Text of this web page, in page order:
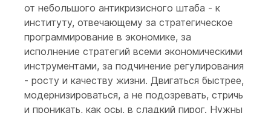
от небольшого антикризисного штаба - к
институту, отвечающему за стратегическое
программирование в экономике, за
исполнение стратегий всеми экономическими
инструментами, за подчинение регулирования
- росту и качеству жизни. Двигаться быстрее,
модернизироваться, а не подозревать, стричь
и проникать, как осы, в сладкий пирог. Нужны